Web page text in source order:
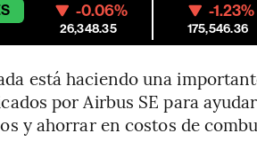
-0.06%
26,348.35
-1.23%
175,546.36
está haciendo una
por Airbus SE para
y ahorrar en costos de